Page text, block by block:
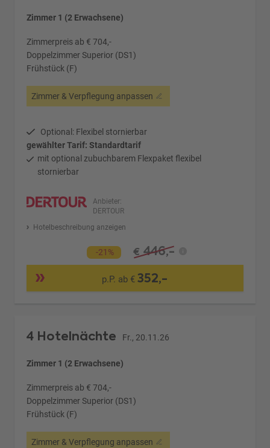
Zimmer 1 (2 Erwachsene)
Zimmerpreis ab € 704,-
Doppelzimmer Superior (DS1)
Frühstück (F)
Zimmer & Verpflegung anpassen
Optional: Flexibel stornierbar
gewählter Tarif: Standardtarif
mit optional zubuchbarem Flexpaket flexibel
stornierbar
Anbieter:
DERTOUR
Hotelbeschreibung anzeigen
-21% € 446,-
p.P. ab €352,-
4 Hotelnächte Fr., 20.11.26
Zimmer 1 (2 Erwachsene)
Zimmerpreis ab € 704,-
Doppelzimmer Superior (DS1)
Frühstück (F)
Zimmer & Verpflegung anpassen